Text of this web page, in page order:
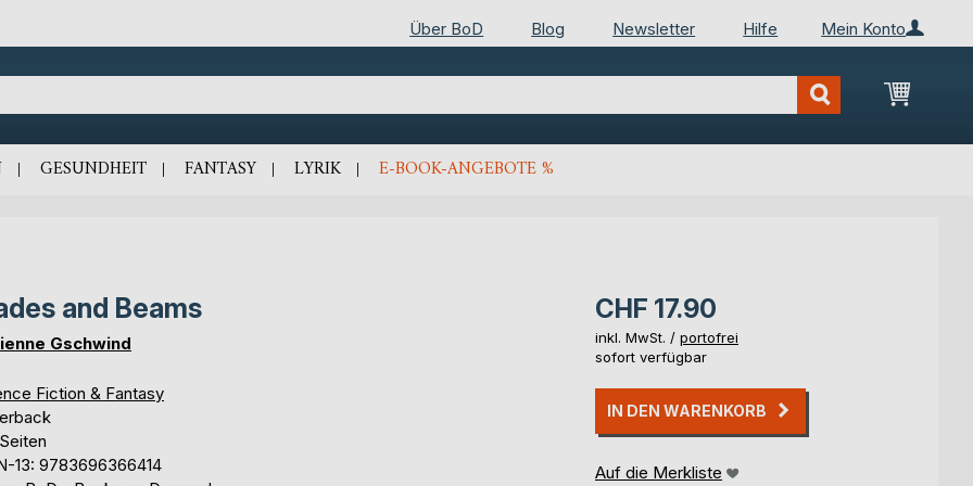
Mein Konto
Über BoD Blog Newsletter Hilfe
Mein
GESUNDHEIT FANTASY LYRIK E-BOOK-ANGEBOTE %
and Beams
Gschwind
Fiction & Fantasy
13: 9783696366414
CHF 17.90
inkl. MwSt. / portofrei
sofort verfügbar
IN DEN WARENKORB
Auf die Merkliste